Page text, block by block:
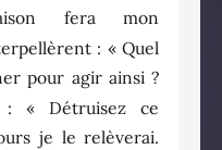
fera mon
: « Quel
pour agir ainsi ?
: « Détruisez ce
je le relèverai.